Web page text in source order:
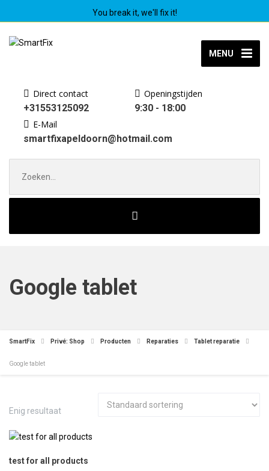
You break it, we'll fix it!
MENU
Direct contact
+31553125092
Openingstijden
9:30 - 18:00
E-Mail
smartfixapeldoorn@hotmail.com
naar:
Google tablet
SmartFix Privé: Shop Producten Reparaties Tablet reparatie
Google tablet
Enig resultaat
test for all products